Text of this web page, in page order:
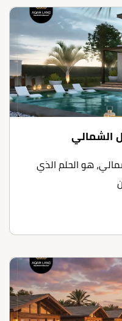
الشمالي
هو الحلم الذي